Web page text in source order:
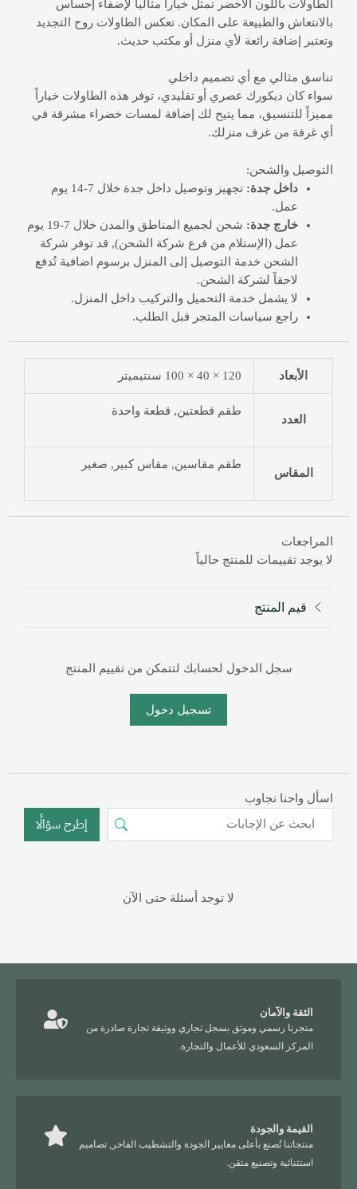
الطاولات باللون الأخضر تمثل خياراً مثالياً لإضفاء إحساس
بالانتعاش والطبيعة على المكان. تعكس الطاولات روح التجديد
وتعتبر إضافة رائعة لأي منزل أو مكتب حديث.
تناسق مثالي مع أي تصميم داخلي
سواء كان ديكورك عصري أو تقليدي، توفر هذه الطاولات خياراً
مميزاً للتنسيق، مما يتيح لك إضافة لمسات خضراء مشرقة في
أي غرفة من غرف منزلك.
التوصيل والشحن:
داخل جدة:
تجهيز وتوصيل داخل جدة خلال 7-14 يوم
عمل.
خارج جدة:
شحن لجميع المناطق والمدن خلال 7-19 يوم
عمل (الإستلام من فرع شركة الشحن), قد توفر شركة
الشحن خدمة التوصيل إلى المنزل برسوم اضافية تُدفع
لاحقاً لشركة الشحن.
لا يشمل خدمة التحميل والتركيب داخل المنزل.
راجع سياسات المتجر قبل الطلب.
الأبعاد 120 × 40 × 100 سنتيميتر
العدد
طقم قطعتين, قطعة واحدة
المقاس
طقم مقاسين, مقاس كبير, صغير
المراجعات
لا يوجد تقييمات للمنتج حالياً
قيم المنتج
سجل الدخول لحسابك لتتمكن من تقييم المنتج
تسجيل دخول
اسأل واحنا نجاوب
إطرح سؤالًا
لا توجد أسئلة حتى الآن
الثقة والآمان
متجرنا رسمي وموثق بسجل تجاري ووثيقة تجارة صادرة من
المركز السعودي للأعمال والتجارة.
القيمة والجودة
منتجاتنا تُصنع بأعلى معايير الجودة والتشطيب الفاخر, تصاميم
استثنائية وتصنيع متقن.